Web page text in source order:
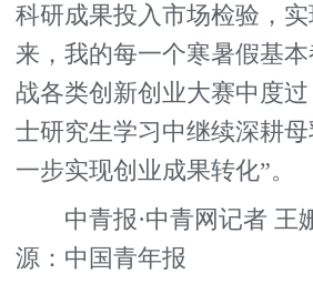
科研成果投入市场检验，
来，我的每一个寒暑假基
战各类创新创业大赛中度
士研究生学习中继续深耕
一步实现创业成果转化”。
中青报·中青网记者 王
源：中国青年报